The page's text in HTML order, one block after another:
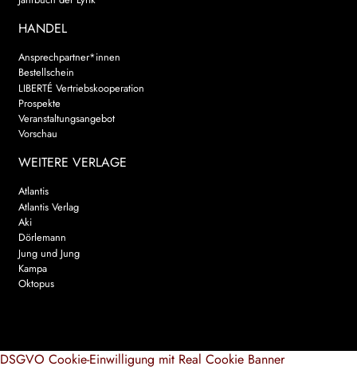
HANDEL
Ansprechpartner*innen
Bestellschein
LIBERTÉ Vertriebskooperation
Prospekte
Veranstaltungsangebot
Vorschau
WEITERE VERLAGE
Atlantis
Atlantis Verlag
Aki
Dörlemann
Jung und Jung
Kampa
Oktopus
DSGVO Cookie-Einwilligung mit Real Cookie Banner